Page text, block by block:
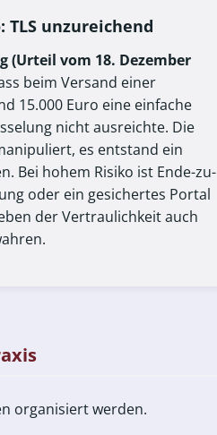
TLS unzureichend
(Urteil vom 18. Dezember
beim Versand einer
15.000 Euro eine einfache
nicht ausreichte. Die
es entstand ein
Bei hohem Risiko ist Ende-zu-
oder ein gesichertes Portal
der Vertraulichkeit auch
organisiert werden.